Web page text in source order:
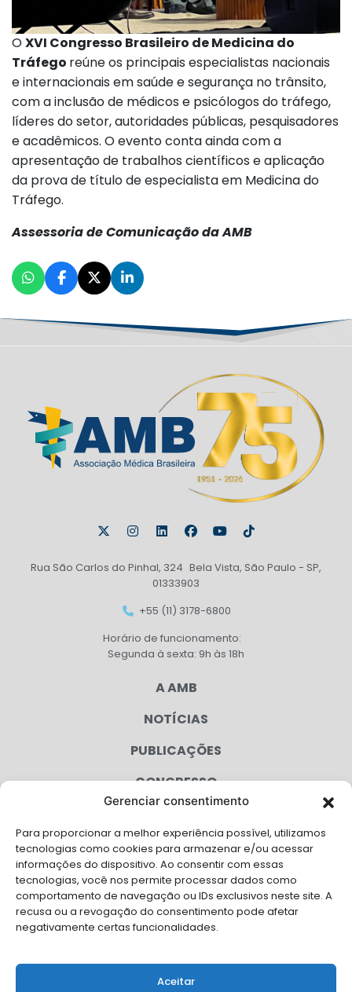
Gerenciar consentimento
Para proporcionar a melhor experiência possível, utilizamos
tecnologias como cookies para armazenar e/ou acessar
informações do dispositivo. Ao consentir com essas
tecnologias, você nos permite processar dados como
comportamento de navegação ou IDs exclusivos neste site. A
recusa ou a revogação do consentimento pode afetar
negativamente certas funcionalidades.
Aceitar
OXVI Congresso Brasileiro de Medicina do
Tráfego reúne os principais especialistas nacionais
e internacionais em saúde e segurança no trânsito,
com a inclusão de médicos e psicólogos do tráfego,
líderes do setor, autoridades públicas, pesquisadores
e acadêmicos. O evento conta ainda com a
apresentação de trabalhos científicos e aplicação
da prova de título de especialista em Medicina do
Tráfego.
Assessoria de Comunicação da AMB
Rua São Carlos do Pinhal, 324 Bela Vista, São Paulo - SP,
01333903
+55 (11) 3178-6800
Horário de funcionamento:
Segunda à sexta: 9h às 18h
A AMB
NOTÍCIAS
PUBLICAÇÕES
CONGRESSO
CAMPANHAS
SERVIÇOS
FILIADAS
FALE CONOSCO